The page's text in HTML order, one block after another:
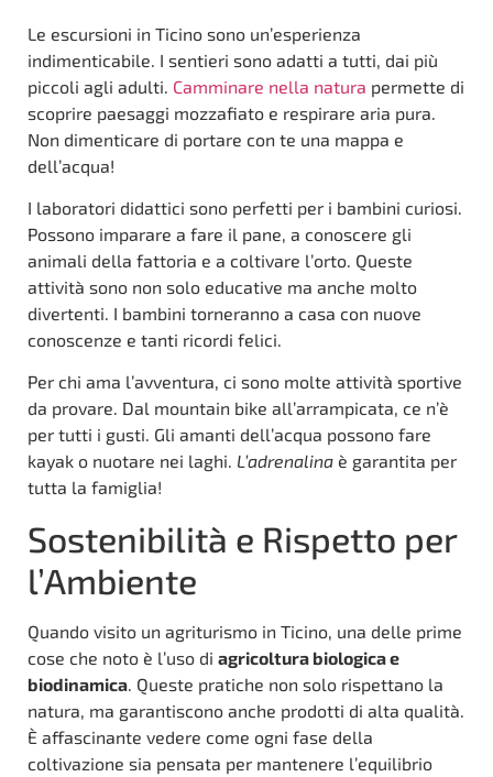
Le escursioni in Ticino sono un’esperienza
indimenticabile. I sentieri sono adatti a tutti, dai più
piccoli agli adulti. Camminare nella natura permette di
scoprire paesaggi mozzafiato e respirare aria pura.
Non dimenticare di portare con te una mappa e
dell’acqua!
I laboratori didattici sono perfetti per i bambini curiosi.
Possono imparare a fare il pane, a conoscere gli
animali della fattoria e a coltivare l’orto. Queste
attività sono non solo educative ma anche molto
divertenti. I bambini torneranno a casa con nuove
conoscenze e tanti ricordi felici.
Per chi ama l’avventura, ci sono molte attività sportive
da provare. Dal mountain bike all’arrampicata, ce n’è
per tutti i gusti. Gli amanti dell’acqua possono fare
kayak o nuotare nei laghi. L’adrenalina è garantita per
tutta la famiglia!
Sostenibilità e Rispetto per
l’Ambiente
Quando visito un agriturismo in Ticino, una delle prime
cose che noto è l’uso di agricoltura biologica e
biodinamica . Queste pratiche non solo rispettano la
natura, ma garantiscono anche prodotti di alta qualità.
È affascinante vedere come ogni fase della
coltivazione sia pensata per mantenere l’equilibrio